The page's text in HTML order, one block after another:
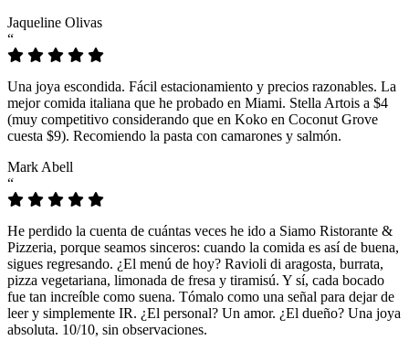
Jaqueline Olivas
“
Una joya escondida. Fácil estacionamiento y precios razonables. La
mejor comida italiana que he probado en Miami. Stella Artois a $4
(muy competitivo considerando que en Koko en Coconut Grove
cuesta $9). Recomiendo la pasta con camarones y salmón.
Mark Abell
“
He perdido la cuenta de cuántas veces he ido a Siamo Ristorante &
Pizzeria, porque seamos sinceros: cuando la comida es así de buena,
sigues regresando. ¿El menú de hoy? Ravioli di aragosta, burrata,
pizza vegetariana, limonada de fresa y tiramisú. Y sí, cada bocado
fue tan increíble como suena. Tómalo como una señal para dejar de
leer y simplemente IR. ¿El personal? Un amor. ¿El dueño? Una joya
absoluta. 10/10, sin observaciones.